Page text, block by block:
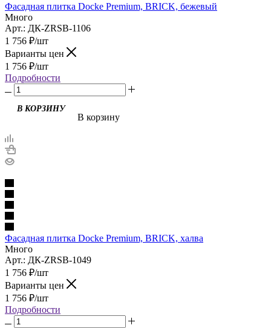
Фасадная плитка Docke Premium, BRICK, бежевый
Много
Арт.: ДК-ZRSB-1106
1 756 ₽/шт
Варианты цен
1 756 ₽/шт
Подробности
В корзину
Фасадная плитка Docke Premium, BRICK, халва
Много
Арт.: ДК-ZRSB-1049
1 756 ₽/шт
Варианты цен
1 756 ₽/шт
Подробности